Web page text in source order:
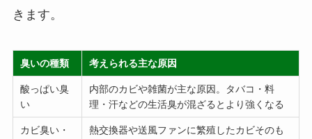
きます。
臭いの種類 考えられる主な原因
酸っぱい臭
い
内部のカビや雑菌が主な原因。タバコ・料
理・汗などの生活臭が混ざるとより強くなる
カビ臭い・
熱交換器や送風ファンに繁殖したカビそのも